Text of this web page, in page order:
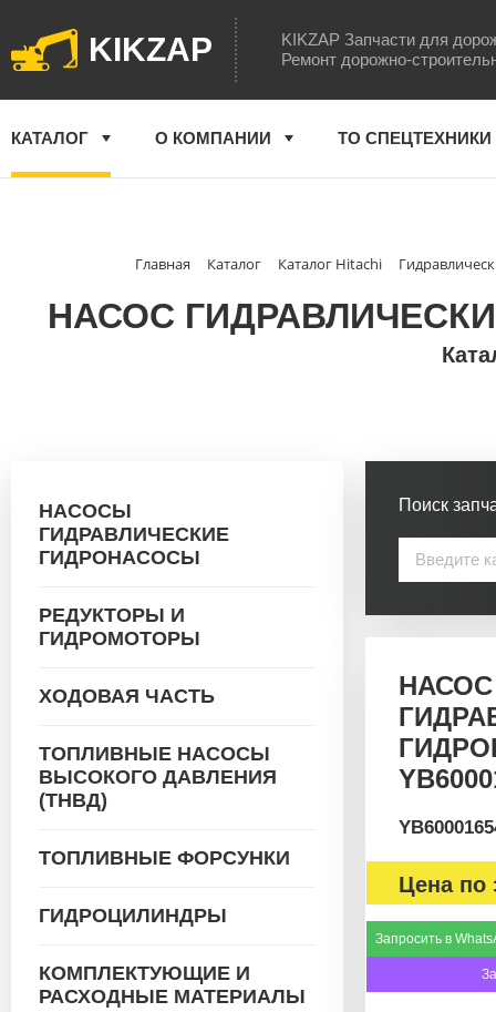
KIKZAP
KIKZAP Запчасти для
Ремонт дорожно-
КАТАЛОГ О КОМПАНИИ ТО СПЕЦТЕХНИКИ
Главная Каталог Каталог Hitachi
НАСОС
НАСОСЫ
ГИДРАВЛИЧЕСКИЕ
ГИДРОНАСОСЫ
РЕДУКТОРЫ И
ГИДРОМОТОРЫ
ХОДОВАЯ ЧАСТЬ
ТОПЛИВНЫЕ НАСОСЫ
ВЫСОКОГО ДАВЛЕНИЯ
(ТНВД)
ТОПЛИВНЫЕ ФОРСУНКИ
ГИДРОЦИЛИНДРЫ
КОМПЛЕКТУЮЩИЕ И
РАСХОДНЫЕ МАТЕРИАЛЫ
Поиск
НАСОС
Цена по
Запросить в